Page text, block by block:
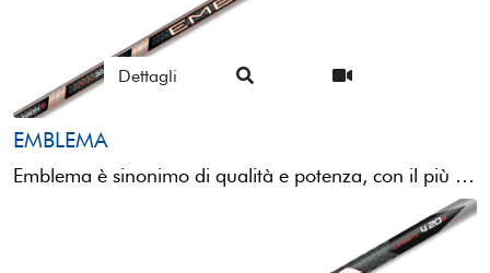
Dettagli
EMBLEMA
Emblema è sinonimo di qualità e potenza, con il più ampio range di utilizzo.Una canna strutturata in ...